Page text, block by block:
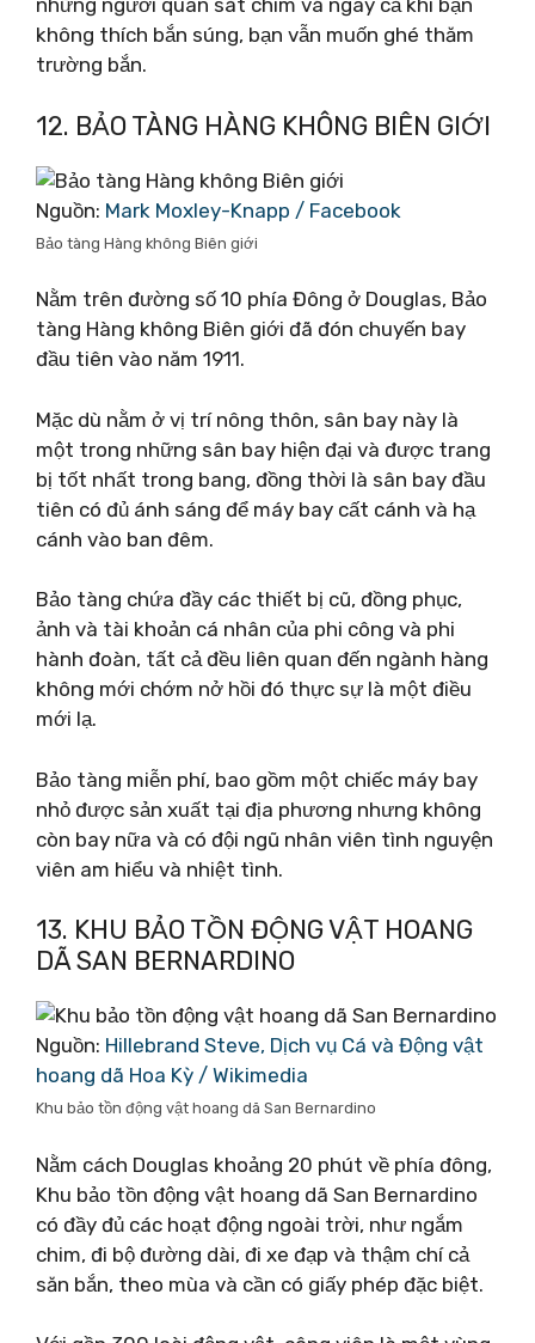
những người quan sát chim và ngay cả khi bạn
không thích bắn súng, bạn vẫn muốn ghé thăm
trường bắn.
12. BẢO TÀNG HÀNG KHÔNG BIÊN GIỚI
Nguồn: Mark Moxley-Knapp‎ / Facebook
Bảo tàng Hàng không Biên giới
Nằm trên đường số 10 phía Đông ở Douglas, Bảo
tàng Hàng không Biên giới đã đón chuyến bay
đầu tiên vào năm 1911.
Mặc dù nằm ở vị trí nông thôn, sân bay này là
một trong những sân bay hiện đại và được trang
bị tốt nhất trong bang, đồng thời là sân bay đầu
tiên có đủ ánh sáng để máy bay cất cánh và hạ
cánh vào ban đêm.
Bảo tàng chứa đầy các thiết bị cũ, đồng phục,
ảnh và tài khoản cá nhân của phi công và phi
hành đoàn, tất cả đều liên quan đến ngành hàng
không mới chớm nở hồi đó thực sự là một điều
mới lạ.
Bảo tàng miễn phí, bao gồm một chiếc máy bay
nhỏ được sản xuất tại địa phương nhưng không
còn bay nữa và có đội ngũ nhân viên tình nguyện
viên am hiểu và nhiệt tình.
13. KHU BẢO TỒN ĐỘNG VẬT HOANG
DÃ SAN BERNARDINO
Nguồn: Hillebrand Steve, Dịch vụ Cá và Động vật
hoang dã Hoa Kỳ / Wikimedia
Khu bảo tồn động vật hoang dã San Bernardino
Nằm cách Douglas khoảng 20 phút về phía đông,
Khu bảo tồn động vật hoang dã San Bernardino
có đầy đủ các hoạt động ngoài trời, như ngắm
chim, đi bộ đường dài, đi xe đạp và thậm chí cả
săn bắn, theo mùa và cần có giấy phép đặc biệt.